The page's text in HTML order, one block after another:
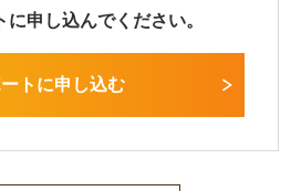
に申し込んでください。
トに申し込む